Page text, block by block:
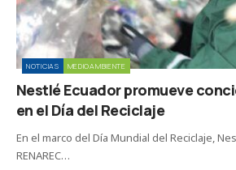
NOTICIAS MEDIOAMBIENTE
Nestlé Ecuador promueve
en el Día del Reciclaje
En el marco del Día Mundial del Reciclaje,
RENAREC…